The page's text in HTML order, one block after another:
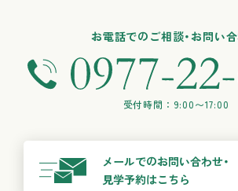
お電話でのご相談・お問い
受付時間：9:00〜17:00
メールでのお問い合わせ・
見学予約はこちら